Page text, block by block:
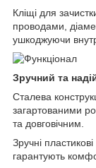
Кліщі для
проводами,
ушкоджуючи
Зручний та
Сталева
загартованими
та довговічним.
Зручні
гарантують